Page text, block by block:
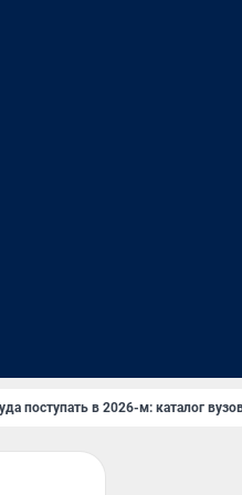
поступать в 2026-м: каталог